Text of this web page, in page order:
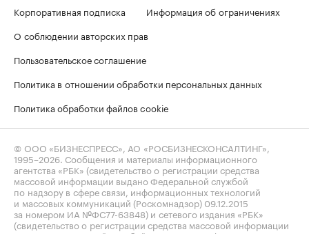
Корпоративная подписка
Информация об ограничениях
О соблюдении авторских прав
Пользовательское соглашение
Политика в отношении обработки персональных данных
Политика обработки файлов cookie
© ООО «БИЗНЕСПРЕСС», АО «РОСБИЗНЕСКОНСАЛТИНГ»,
1995–2026. Сообщения и материалы информационного
агентства «РБК» (свидетельство о регистрации средства
массовой информации выдано Федеральной службой
по надзору в сфере связи, информационных технологий
и массовых коммуникаций (Роскомнадзор) 09.12.2015
за номером ИА №ФС77-63848) и сетевого издания «РБК»
(свидетельство о регистрации средства массовой информации